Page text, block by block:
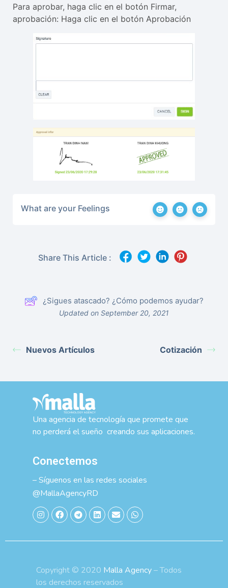
Para aprobar, haga clic en el botón Firmar,
aprobación: Haga clic en el botón Aprobación
What are your Feelings
Share This Article :
¿Sigues atascado? ¿Cómo podemos ayudar?
Updated on September 20, 2021
Nuevos Artículos Cotización
Una agencia de tecnología que promete que
no perderá el sueño creando sus aplicaciones.
Conectemos
– Síguenos en las redes sociales
@MallaAgencyRD
Copyright © 2020 Malla Agency– Todos
los derechos reservados